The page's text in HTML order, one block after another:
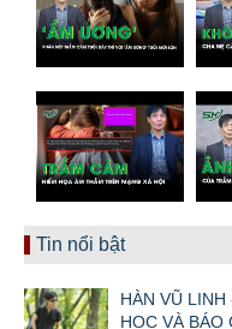
Tin nổi bật
HÀN VŨ
HỌC VÀ BÁO